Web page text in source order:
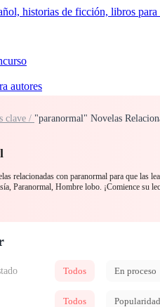
autores
clave / "paranormal" Novelas
relacionadas con paranormal para que las
Paranormal, Hombre lobo. ¡Comience su
Todos En proceso
Todos Popularidad